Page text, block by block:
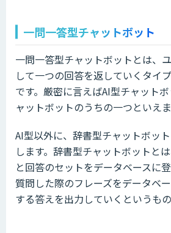
一問一答型チャットボット
一問一答型チャットボットとは、
して一つの回答を返していくタイ
です。厳密に言えばAI型チャット
ャットボットのうちの一つといえま
AI型以外に、辞書型チャットボッ
します。辞書型チャットボットと
と回答のセットをデータベースに
質問した際のフレーズをデータベ
する答えを出力していくというもの